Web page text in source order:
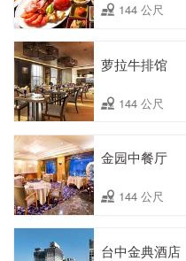
144 公尺
萝拉牛排馆
144 公尺
金园中餐厅
144 公尺
台中金典酒店